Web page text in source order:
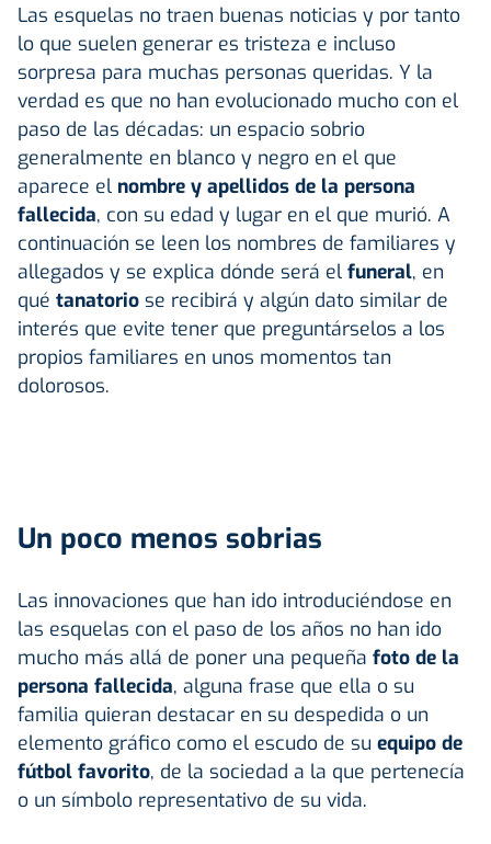
Las esquelas no traen buenas noticias y por tanto
lo que suelen generar es tristeza e incluso
sorpresa para muchas personas queridas. Y la
verdad es que no han evolucionado mucho con el
paso de las décadas: un espacio sobrio
generalmente en blanco y negro en el que
aparece el nombre y apellidos de la persona
fallecida, con su edad y lugar en el que murió. A
continuación se leen los nombres de familiares y
allegados y se explica dónde será el funeral, en
qué tanatorio se recibirá y algún dato similar de
interés que evite tener que preguntárselos a los
propios familiares en unos momentos tan
dolorosos.
Un poco menos sobrias
Las innovaciones que han ido introduciéndose en
las esquelas con el paso de los años no han ido
mucho más allá de poner una pequeña foto de la
persona fallecida, alguna frase que ella o su
familia quieran destacar en su despedida o un
elemento gráfico como el escudo de su equipo de
fútbol favorito, de la sociedad a la que pertenecía
o un símbolo representativo de su vida.